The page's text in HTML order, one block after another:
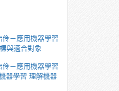
－應⽤機器學習
與適合對象
－應⽤機器學習
器學習 理解機器